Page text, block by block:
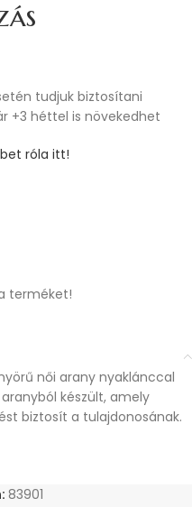
tudjuk biztosítani
+3 héttel is növekedhet
róla itt!
terméket!
női arany nyaklánccal
készült, amely
biztosít a tulajdonosának.
83901